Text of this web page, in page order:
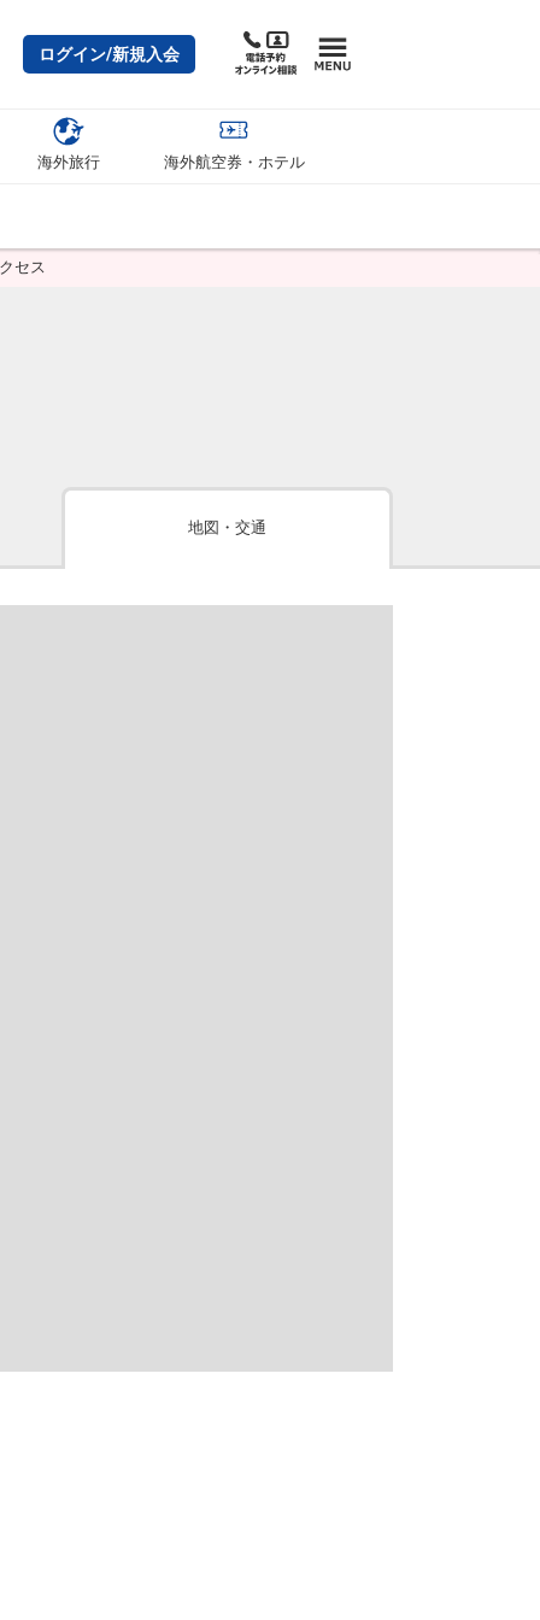
ログイン/新規入会
海外旅行 海外航空券・ホテル
セス
地図・交通